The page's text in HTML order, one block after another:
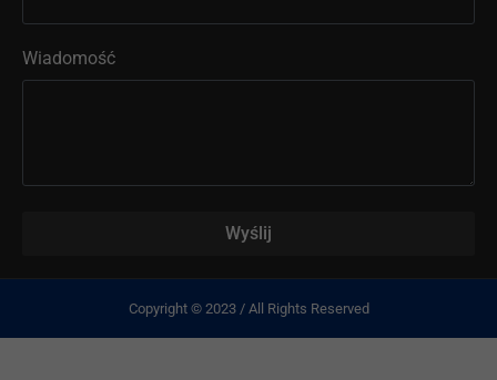
Wiadomość
Wyślij
Copyright © 2023 / All Rights Reserved